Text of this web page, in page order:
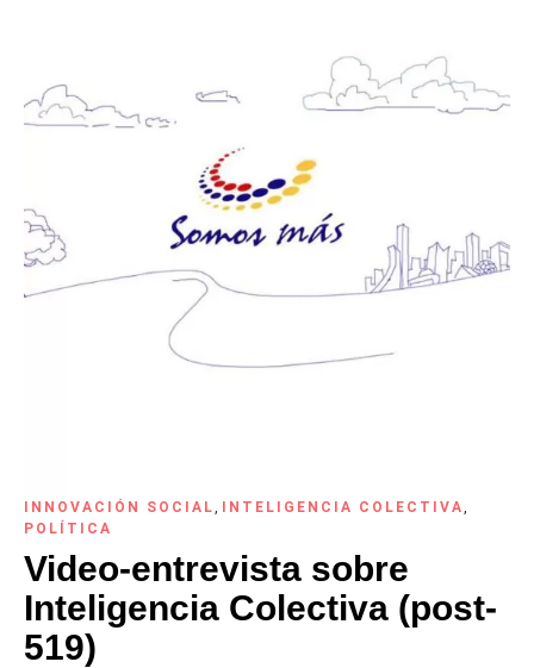
INNOVACIÓN SOCIAL, INTELIGENCIA COLECTIVA,
POLÍTICA
Video-entrevista sobre
Inteligencia Colectiva (post-
519)